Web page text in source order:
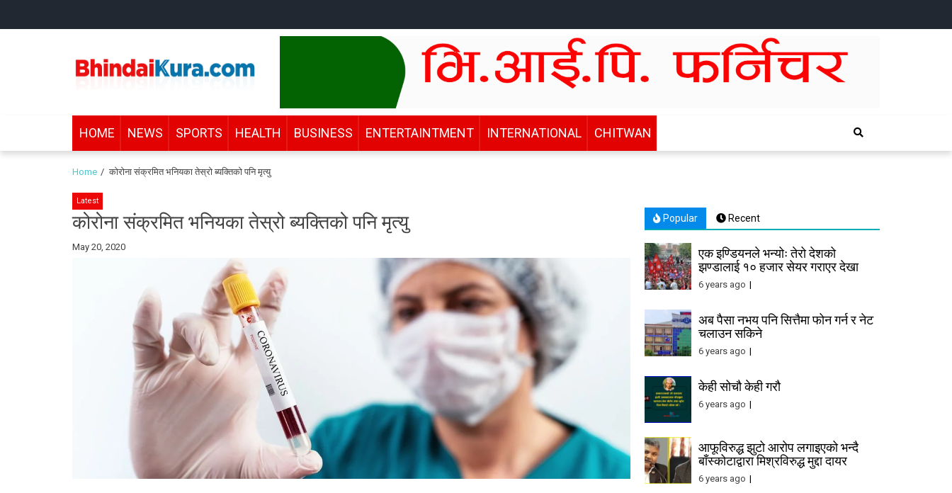
Bhindai Kura
HOME NEWS SPORTS HEALTH BUSINESS ENTERTAINTMENT INTERNATIONAL CHITWAN
Home कोरोना संक्रमित भनियका तेस्रो ब्यक्तिको पनि मृत्यु
Latest
कोरोना संक्रमित भनियका तेस्रो ब्यक्तिको पनि मृत्यु
By
May 20, 2020
Popular Recent
एक इण्डियनले भन्योः तेरो देशको
झण्डालाई १० हजार सेयर गराएर देखा
6 years ago
अब पैसा नभय पनि सित्तैमा फोन गर्न र नेट
चलाउन सकिने
6 years ago
केही सोचौ केही गरौ
6 years ago
आफूविरुद्ध झुटो आरोप लगाइएको भन्दै
बाँस्कोटाद्वारा मिश्रविरुद्ध मुद्दा दायर
6 years ago